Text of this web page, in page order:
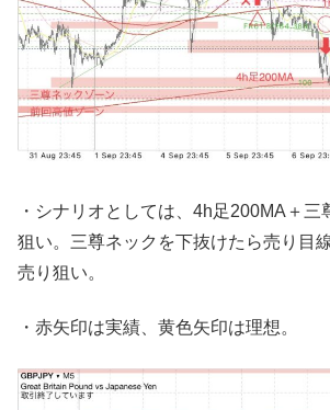
・シナリオとしては、4h足200MA＋三
狙い。三尊ネックを下抜けたら売り目
売り狙い。
・赤矢印は実績、黄色矢印は理想。